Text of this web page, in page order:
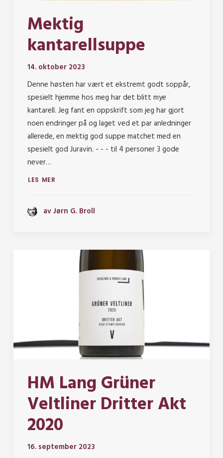
Mektig
kantarellsuppe
14. oktober 2023
Denne høsten har vært et ekstremt godt soppår,
spesielt hjemme hos meg har det blitt mye
kantarell. Jeg fant en oppskrift som jeg har gjort
noen endringer på og laget ved et par anledninger
allerede, en mektig god suppe matchet med en
spesielt god Juravin. - - - til 4 personer 3 gode
never…
LES MER
av Jørn G. Broll
HM Lang Grüner
Veltliner Dritter Akt
2020
16. september 2023